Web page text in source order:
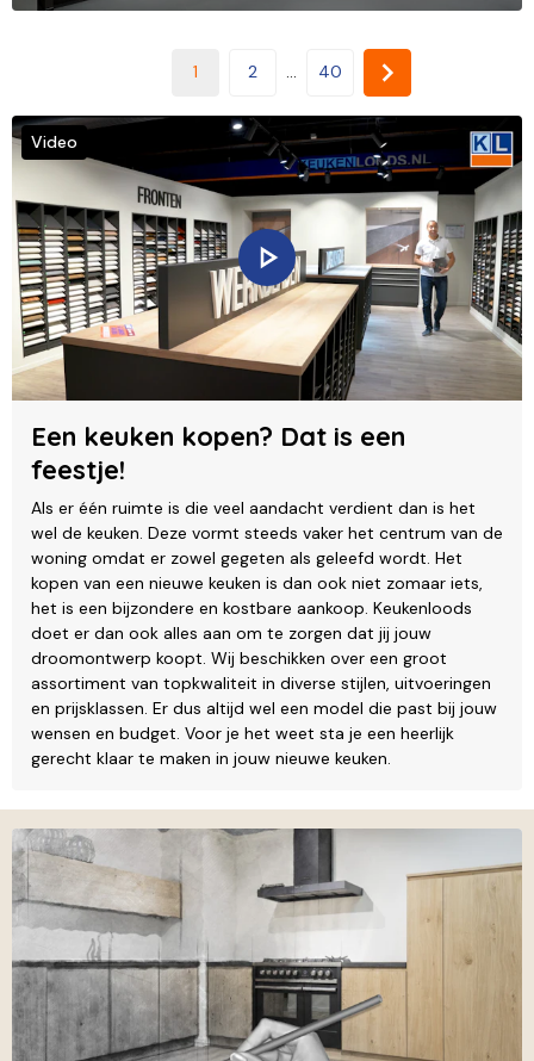
1 2 ... 40
Een keuken kopen? Dat is een
feestje!
Als er één ruimte is die veel aandacht verdient dan is het
wel de keuken. Deze vormt steeds vaker het centrum van de
woning omdat er zowel gegeten als geleefd wordt. Het
kopen van een nieuwe keuken is dan ook niet zomaar iets,
het is een bijzondere en kostbare aankoop. Keukenloods
doet er dan ook alles aan om te zorgen dat jij jouw
droomontwerp koopt. Wij beschikken over een groot
assortiment van topkwaliteit in diverse stijlen, uitvoeringen
en prijsklassen. Er dus altijd wel een model die past bij jouw
wensen en budget. Voor je het weet sta je een heerlijk
gerecht klaar te maken in jouw nieuwe keuken.
Video